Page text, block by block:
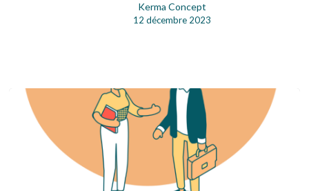
Kerma Concept
12 décembre 2023